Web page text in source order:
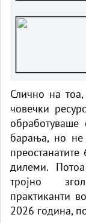
Слично на
човечки
барања, но
дилеми.
тројно
практиканти
2026 година,